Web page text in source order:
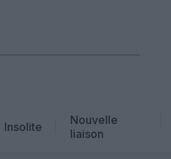
Insolite
Nouvelle
liaison